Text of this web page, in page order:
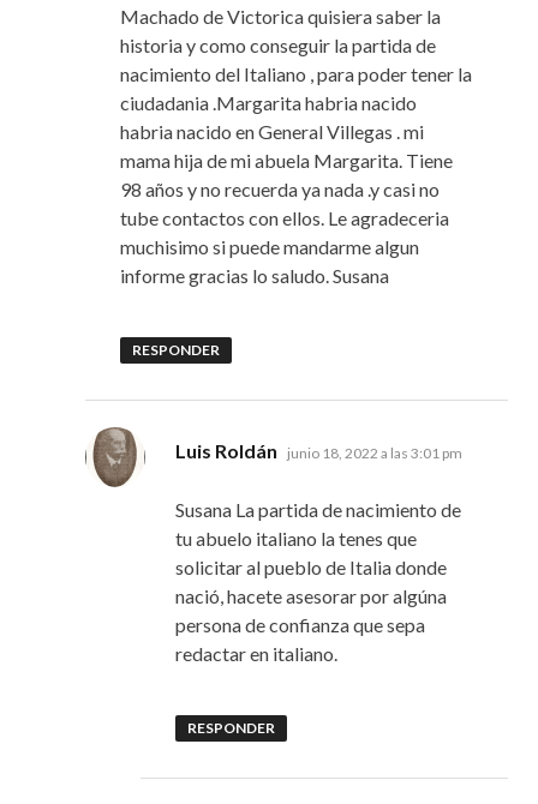
Machado de Victorica quisiera saber la
historia y como conseguir la partida de
nacimiento del Italiano , para poder tener la
ciudadania .Margarita habria nacido
habria nacido en General Villegas . mi
mama hija de mi abuela Margarita. Tiene
98 años y no recuerda ya nada .y casi no
tube contactos con ellos. Le agradeceria
muchisimo si puede mandarme algun
informe gracias lo saludo. Susana
RESPONDER
Luis Roldán dice:
junio 18, 2022 a las 3:01 pm
Susana La partida de nacimiento de
tu abuelo italiano la tenes que
solicitar al pueblo de Italia donde
nació, hacete asesorar por algúna
persona de confianza que sepa
redactar en italiano.
RESPONDER